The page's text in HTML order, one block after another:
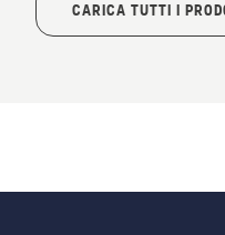
CARICA TUTTI I